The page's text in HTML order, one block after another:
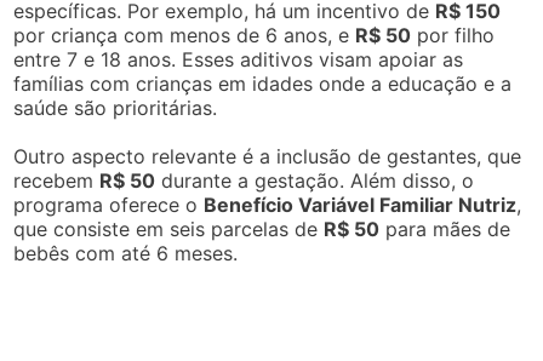
específicas. Por exemplo, há um incentivo de R$ 150
por criança com menos de 6 anos, e R$ 50 por filho
entre 7 e 18 anos. Esses aditivos visam apoiar as
famílias com crianças em idades onde a educação e a
saúde são prioritárias.
Outro aspecto relevante é a inclusão de gestantes, que
recebem R$ 50 durante a gestação. Além disso, o
programa oferece o Benefício Variável Familiar Nutriz,
que consiste em seis parcelas de R$ 50 para mães de
bebês com até 6 meses.